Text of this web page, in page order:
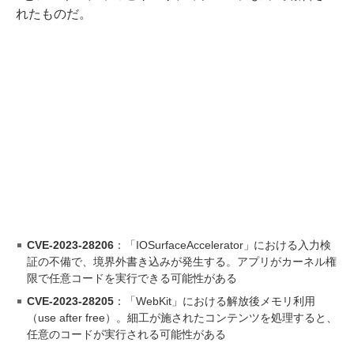
れたものだ。
CVE-2023-28206：「IOSurfaceAccelerator」における入力検
証の不備で、境界外書き込みが発生する。アプリがカーネル権
限で任意コードを実行できる可能性がある
CVE-2023-28205：「WebKit」における解放後メモリ利用
（use after free）。細工が施されたコンテンツを処理すると、
任意のコードが実行される可能性がある